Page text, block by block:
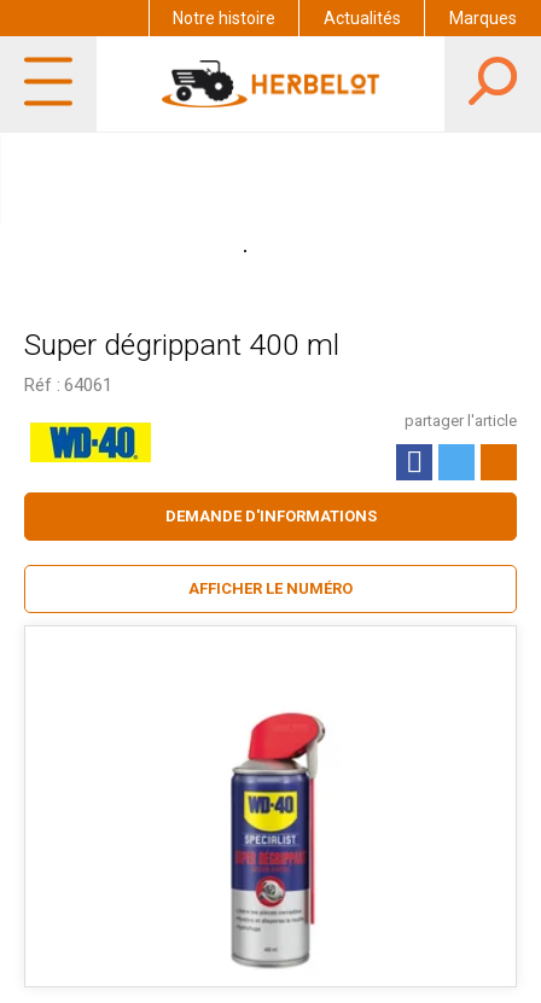
Notre histoire Actualités Marques
Super dégrippant 400 ml
Réf : 64061
partager l'article
DEMANDE D'INFORMATIONS
AFFICHER LE NUMÉRO